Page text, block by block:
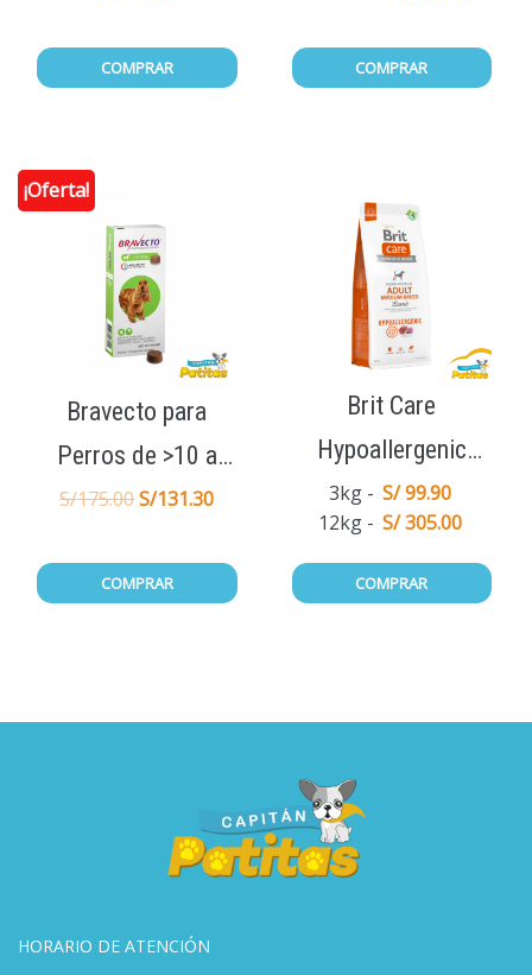
COMPRAR COMPRAR
¡Oferta!
Bravecto para
Perros de >10 a
20KG 1Tab
S/175.00S/131.30
COMPRAR
Brit Care
Hypoallergenic
Adult Medium
Breed Lamb
3kg
S/ 99.90
12kg
S/ 305.00
COMPRAR
HORARIO DE ATENCIÓN